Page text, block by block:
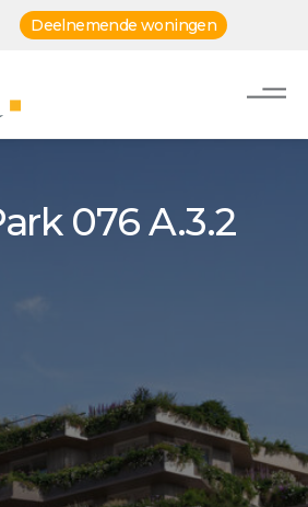
Deelnemende woningen
076 A.3.2